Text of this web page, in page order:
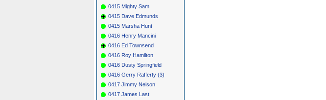
0415 Mighty Sam
0415 Dave Edmunds
0415 Marsha Hunt
0416 Henry Mancini
0416 Ed Townsend
0416 Roy Hamilton
0416 Dusty Springfield
0416 Gerry Rafferty (3)
0417 Jimmy Nelson
0417 James Last